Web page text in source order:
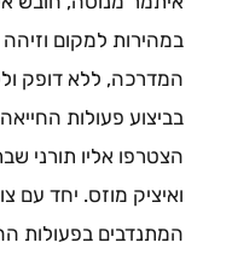
במהירות למקום
המדרכה, ללא דופק
בביצוע פעולות
הצטרפו אליו תורני
ואיציק מוזס. יחד עם
המתנדבים בפעולות